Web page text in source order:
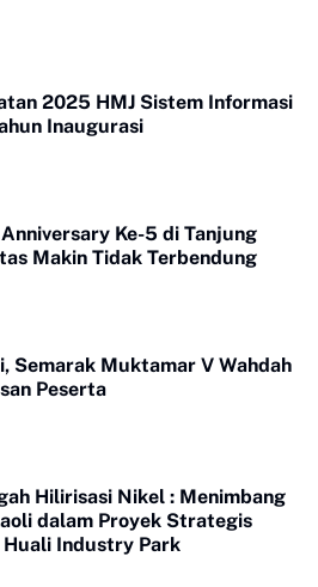
2025 HMJ Sistem Informasi
Inaugurasi
Ke-5 di Tanjung
Makin Tidak Terbendung
Semarak Muktamar V Wahdah
Peserta
Hilirisasi Nikel : Menimbang
dalam Proyek Strategis
Huali Industry Park